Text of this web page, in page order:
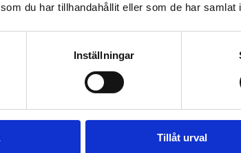
du har tillhandahållit eller som de har
Inställningar
Tillåt urval